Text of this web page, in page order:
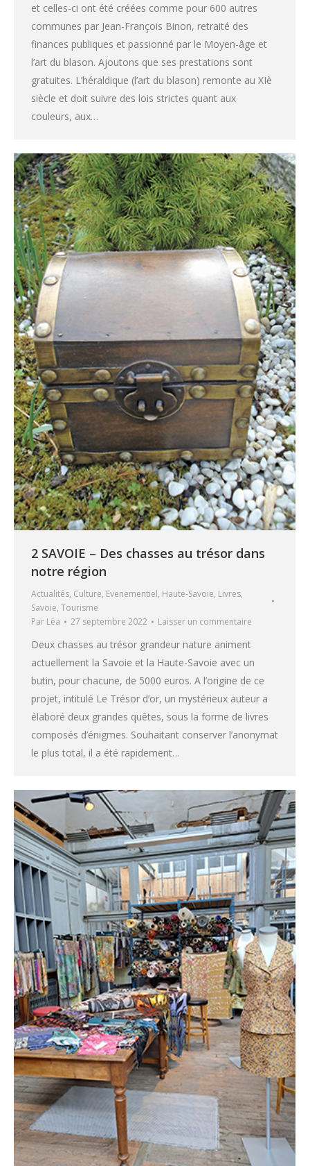
et celles-ci ont été créées comme pour 600 autres
communes par Jean-François Binon, retraité des
finances publiques et passionné par le Moyen-âge et
l’art du blason. Ajoutons que ses prestations sont
gratuites. L’héraldique (l’art du blason) remonte au XIè
siècle et doit suivre des lois strictes quant aux
couleurs, aux…
2 SAVOIE – Des chasses au trésor dans
notre région
Actualités, Culture, Evenementiel, Haute-Savoie, Livres,
Savoie, Tourisme
Par Léa 27 septembre 2022 Laisser un commentaire
Deux chasses au trésor grandeur nature animent
actuellement la Savoie et la Haute-Savoie avec un
butin, pour chacune, de 5000 euros. A l’origine de ce
projet, intitulé Le Trésor d’or, un mystérieux auteur a
élaboré deux grandes quêtes, sous la forme de livres
composés d’énigmes. Souhaitant conserver l’anonymat
le plus total, il a été rapidement…